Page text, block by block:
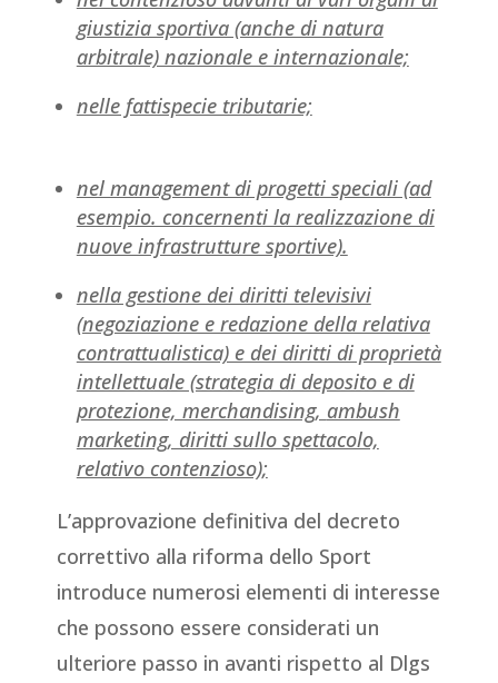
giustizia sportiva (anche di natura
arbitrale) nazionale e internazionale;
nelle fattispecie tributarie;
nel management di progetti speciali (ad
esempio. concernenti la realizzazione di
nuove infrastrutture sportive).
nella gestione dei diritti televisivi
(negoziazione e redazione della relativa
contrattualistica) e dei diritti di proprietà
intellettuale (strategia di deposito e di
protezione, merchandising, ambush
marketing, diritti sullo spettacolo,
relativo contenzioso);
L’approvazione definitiva del decreto
correttivo alla riforma dello Sport
introduce numerosi elementi di interesse
che possono essere considerati un
ulteriore passo in avanti rispetto al Dlgs